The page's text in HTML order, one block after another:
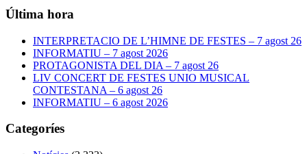
Última hora
INTERPRETACIO DE L’HIMNE DE FESTES – 7 agost 26
INFORMATIU – 7 agost 2026
PROTAGONISTA DEL DIA – 7 agost 26
LIV CONCERT DE FESTES UNIO MUSICAL
CONTESTANA – 6 agost 26
INFORMATIU – 6 agost 2026
Categoríes